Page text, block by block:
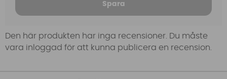
Spara
Den här produkten har inga recensioner. Du måste
vara inloggad för att kunna publicera en recension.